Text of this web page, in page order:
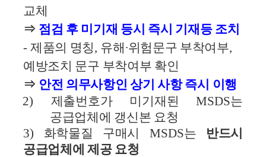
교체
⇒ 점검 후 미기재 등시 즉시 기재등 조치
- 제품의 명칭, 유해∙위험문구 부착여부,
예방조치 문구 부착여부 확인
⇒ 안전 의무사항인 상기 사항 즉시 이행
2) 제출번호가 미기재된MSDS는
공급업체에 갱신본 요청
3) 화학물질 구매시 MSDS는 반드시
공급업체에 제공 요청